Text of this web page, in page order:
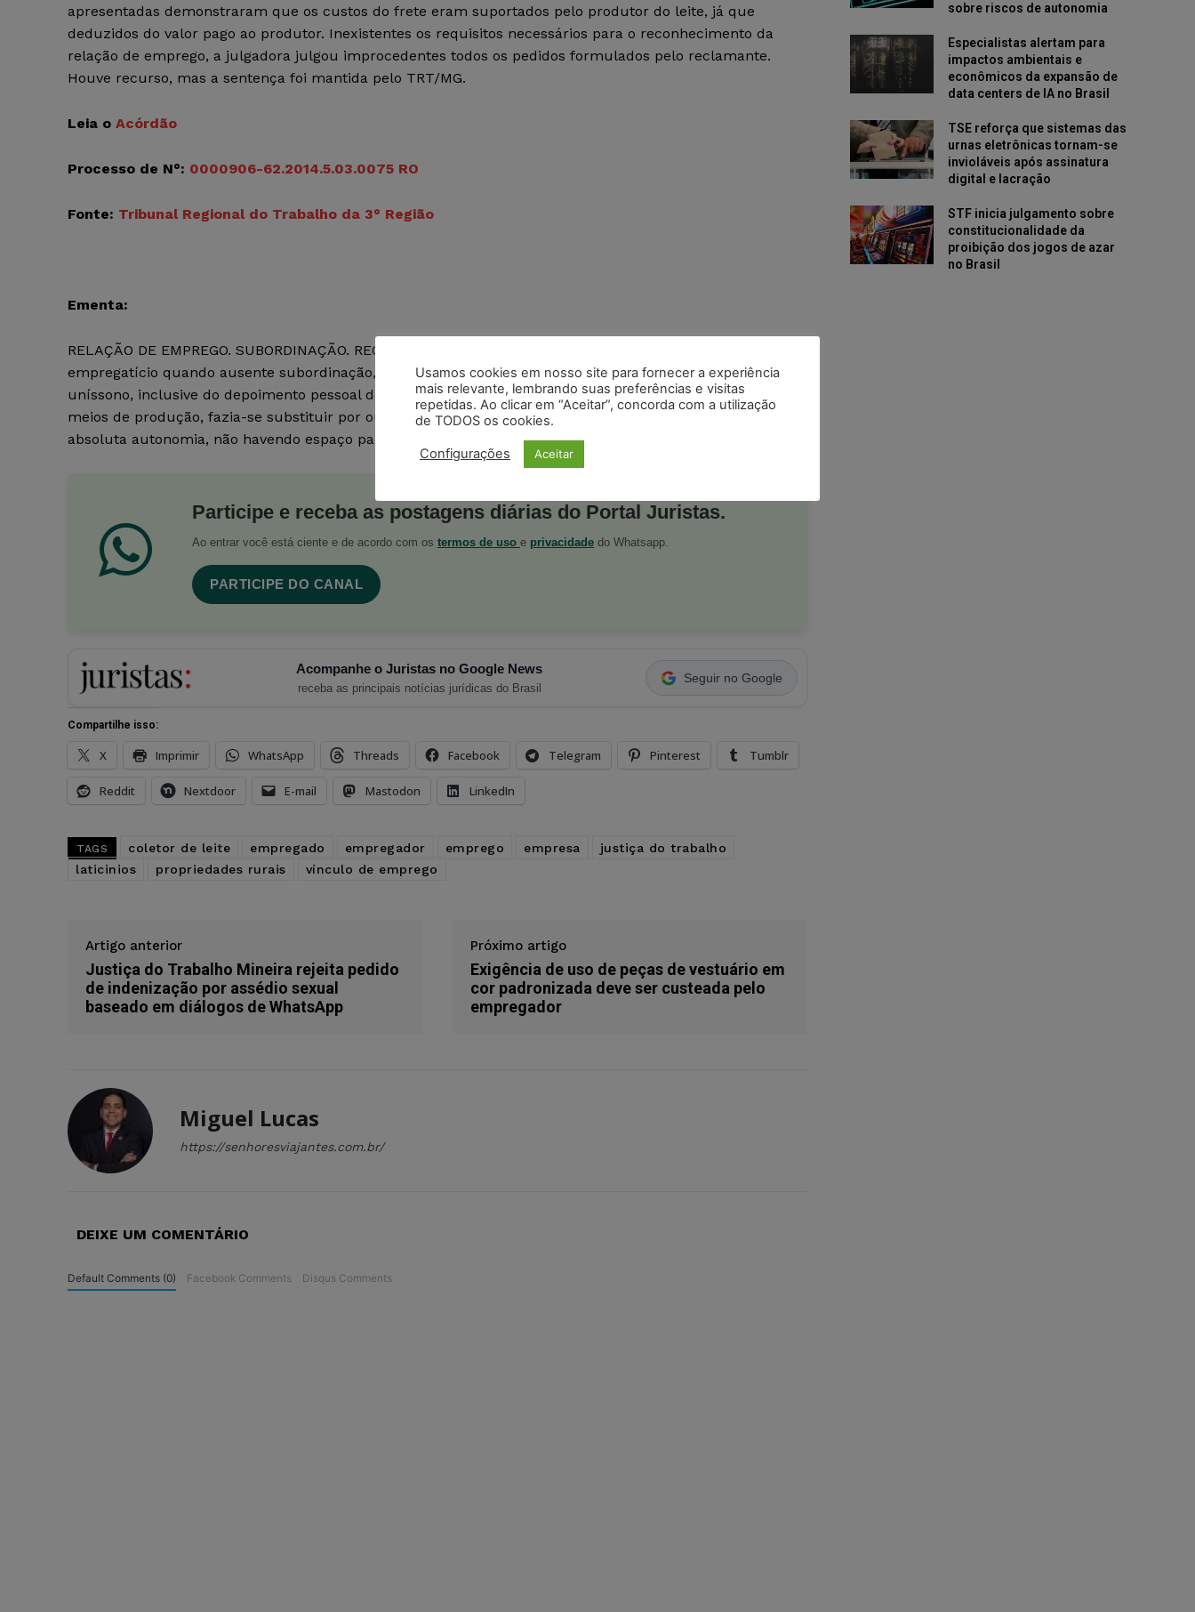
apresentadas demonstraram que os custos do frete eram suportados pelo produtor do leite, já que
deduzidos do valor pago ao produtor. Inexistentes os requisitos necessários para o reconhecimento da
relação de emprego, a julgadora julgou improcedentes todos os pedidos formulados pelo reclamante.
Houve recurso, mas a sentença foi mantida pelo TRT/MG.
Leia o Acórdão
Processo de N°: 0000906-62.2014.5.03.0075 RO
Fonte: Tribunal Regional do Trabalho da 3° Região
Ementa:
RELAÇÃO DE EMPREGO. SUBORDINAÇÃO. REQUISITO AUSENTE. Inviável o reconhecimento de vínculo
empregatício quando ausente subordinação, requisito contido no art. 3º da CLT. Revelou a prova oral, em
uníssono, inclusive do depoimento pessoal do próprio trabalhador reclamante, que era ele detentor dos
meios de produção, fazia-se substituir por outra pessoa na prestação dos serviços, atuando, ainda, com
absoluta autonomia, não havendo espaço para a caracterização do vínculo empregatício.
Participe e receba as postagens diárias do Portal Juristas.
Ao entrar você está ciente e de acordo com os termos de uso e privacidade do Whatsapp.
PARTICIPE DO CANAL
Acompanhe o Juristas no Google News
receba as principais notícias jurídicas do Brasil
Seguir no Google
Compartilhe isso:
X Imprimir WhatsApp Threads Facebook Telegram Pinterest Tumblr
Reddit Nextdoor E-mail Mastodon LinkedIn
TAGS coletor de leite empregado empregador emprego empresa
justiça do trabalho
laticinios
propriedades rurais vínculo de emprego
Artigo anterior
Justiça do Trabalho Mineira rejeita pedido
de indenização por assédio sexual
baseado em diálogos de WhatsApp
Próximo artigo
Exigência de uso de peças de vestuário em
cor padronizada deve ser custeada pelo
empregador
Miguel Lucas
https://senhoresviajantes.com.br/
DEIXE UM COMENTÁRIO
Default Comments (0) Facebook Comments Disqus Comments
sobre riscos de autonomia
Especialistas alertam para
impactos ambientais e
econômicos da expansão de
data centers de IA no Brasil
TSE reforça que sistemas das
urnas eletrônicas tornam-se
invioláveis após assinatura
digital e lacração
STF inicia julgamento sobre
constitucionalidade da
proibição dos jogos de azar
no Brasil
Usamos cookies em nosso site para fornecer a experiência
mais relevante, lembrando suas preferências e visitas
repetidas. Ao clicar em “Aceitar”, concorda com a utilização
de TODOS os cookies.
Configurações Aceitar